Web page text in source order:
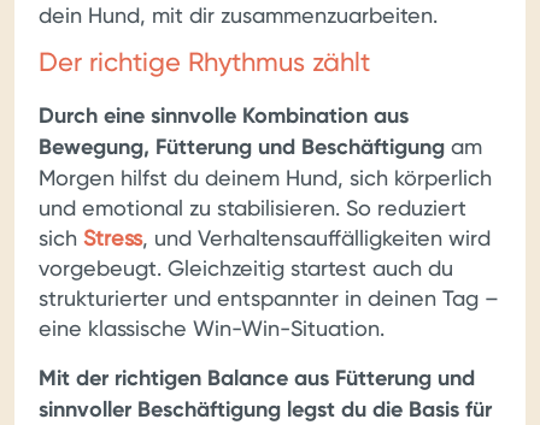
dein Hund, mit dir zusammenzuarbeiten.
Der richtige Rhythmus zählt
Durch eine sinnvolle Kombination aus
Bewegung, Fütterung und Beschäftigung am
Morgen hilfst du deinem Hund, sich körperlich
und emotional zu stabilisieren. So reduziert
sich Stress, und Verhaltensauffälligkeiten wird
vorgebeugt. Gleichzeitig startest auch du
strukturierter und entspannter in deinen Tag –
eine klassische Win-Win-Situation.
Mit der richtigen Balance aus Fütterung und
sinnvoller Beschäftigung legst du die Basis für